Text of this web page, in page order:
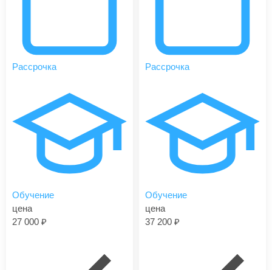
Рассрочка
Обучение
цена
27 000
Рассрочка
Обучение
цена
37 200